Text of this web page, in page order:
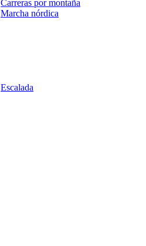
Carreras por montaña
Marcha nórdica
Escalada